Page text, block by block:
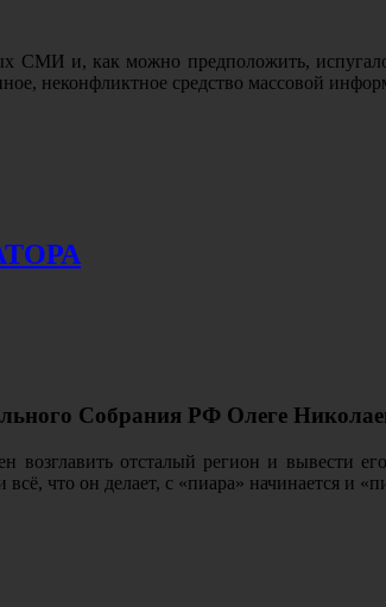
СМИ и, как можно предположить,
неконфликтное средство массовой
Собрания РФ Олеге
возглавить отсталый регион и
что он делает, с «пиара» начинается и